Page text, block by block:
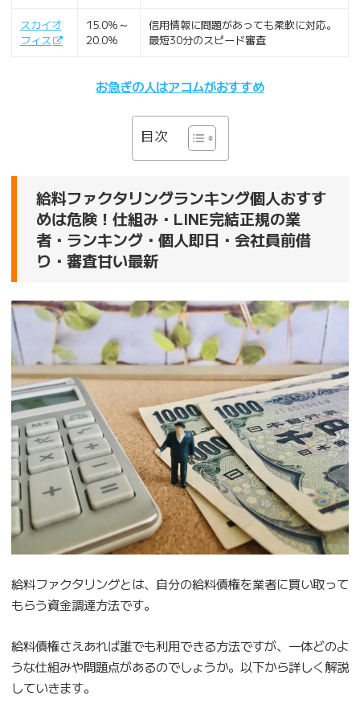
スカイオ
フィス
15.0％～
20.0％
信用情報に問題があっても柔軟に対応。
最短30分のスピード審査
お急ぎの人はアコムがおすすめ
目次
給料ファクタリングランキング個人おすす
めは危険！仕組み・LINE完結正規の業
者・ランキング・個人即日・会社員前借
り・審査甘い最新
給料ファクタリングとは、自分の給料債権を業者に買い取って
もらう資金調達方法です。
給料債権さえあれば誰でも利用できる方法ですが、一体どのよ
うな仕組みや問題点があるのでしょうか。以下から詳しく解説
していきます。